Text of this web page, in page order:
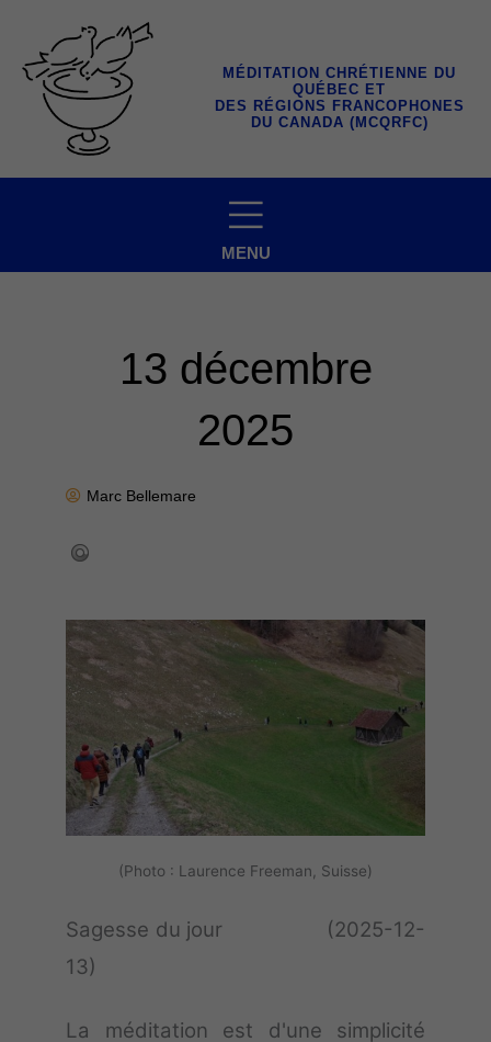
contenu
MÉDITATION CHRÉTIENNE DU
QUÉBEC ET
DES RÉGIONS FRANCOPHONES
DU CANADA (MCQRFC)
MENU
13 décembre
2025
Marc Bellemare
(Photo : Laurence Freeman, Suisse)
Sagesse du jour (2025-12-
13)
La méditation est d'une simplicité